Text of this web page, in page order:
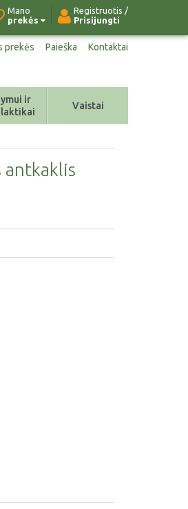
Registruotis /
Prisijungti
Mano
prekės
prekės Paieška Kontaktai
ir
Vaistai
antkaklis